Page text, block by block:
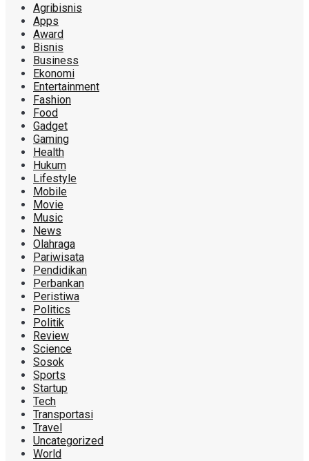
Agribisnis
Apps
Award
Bisnis
Business
Ekonomi
Entertainment
Fashion
Food
Gadget
Gaming
Health
Hukum
Lifestyle
Mobile
Movie
Music
News
Olahraga
Pariwisata
Pendidikan
Perbankan
Peristiwa
Politics
Politik
Review
Science
Sosok
Sports
Startup
Tech
Transportasi
Travel
Uncategorized
World